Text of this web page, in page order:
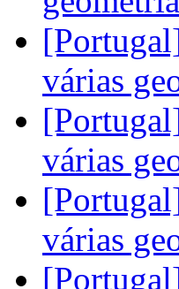
várias
várias
várias